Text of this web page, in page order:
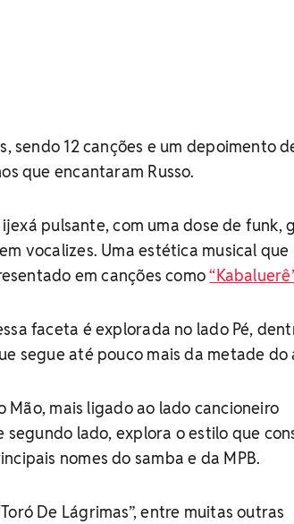
sendo 12 canções e um depoimento
que encantaram Russo.
pulsante, com uma dose de funk,
vocalizes. Uma estética musical que
em canções como
faceta é explorada no lado Pé,
segue até pouco mais da metade do
Mão, mais ligado ao lado cancioneiro
segundo lado, explora o estilo que
nomes do samba e da MPB.
De Lágrimas”, entre muitas outras